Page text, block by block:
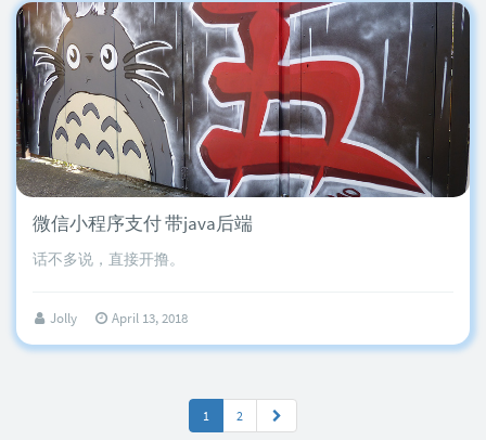
微信小程序支付 带java后端
话不多说，直接开撸。
Jolly April 13, 2018
1 2